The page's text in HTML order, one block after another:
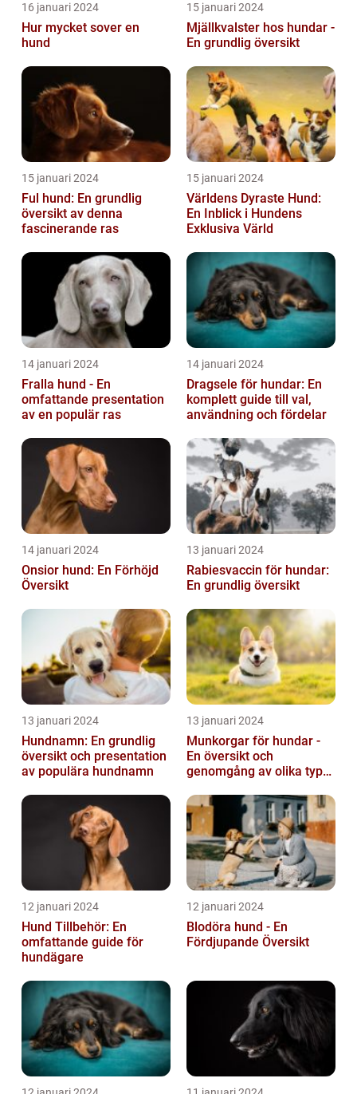
16 januari 2024
Hur mycket sover en
hund
15 januari 2024
Mjällkvalster hos hundar -
En grundlig översikt
15 januari 2024
Ful hund: En grundlig
översikt av denna
fascinerande ras
15 januari 2024
Världens Dyraste Hund:
En Inblick i Hundens
Exklusiva Värld
14 januari 2024
Fralla hund - En
omfattande presentation
av en populär ras
14 januari 2024
Dragsele för hundar: En
komplett guide till val,
användning och fördelar
14 januari 2024
Onsior hund: En Förhöjd
Översikt
13 januari 2024
Rabiesvaccin för hundar:
En grundlig översikt
13 januari 2024
Hundnamn: En grundlig
översikt och presentation
av populära hundnamn
13 januari 2024
Munkorgar för hundar -
En översikt och
genomgång av olika typer
och nackde...
12 januari 2024
Hund Tillbehör: En
omfattande guide för
hundägare
12 januari 2024
Blodöra hund - En
Fördjupande Översikt